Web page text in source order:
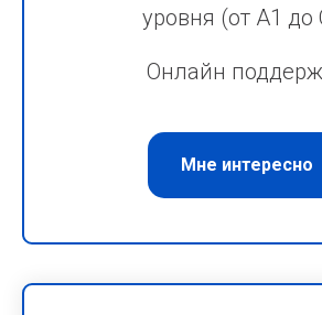
уровня (от А1 до
Онлайн
Мне интересно